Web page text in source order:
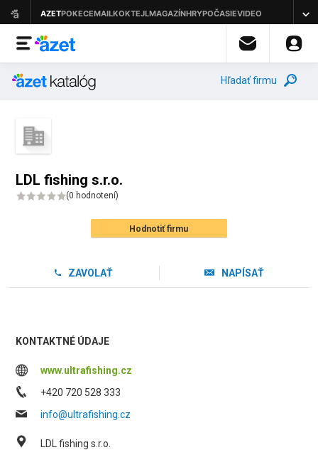
Hľadať firmu
LDL fishing s.r.o.
(0 hodnotení)
Hodnotiť firmu
ZAVOLAŤ NAPÍSAŤ
KONTAKTNÉ ÚDAJE
www.ultrafishing.cz
+420 720 528 333
info@ultrafishing.cz
LDL fishing s.r.o.